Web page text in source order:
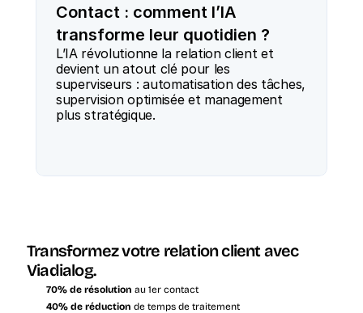
Contact : comment l’IA
transforme leur quotidien ?
L’IA révolutionne la relation client et
devient un atout clé pour les
superviseurs : automatisation des tâches,
supervision optimisée et management
plus stratégique.
Transformez votre relation client avec
Viadialog.
70% de résolution au 1er contact
40% de réduction de temps de traitement